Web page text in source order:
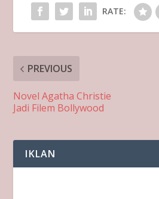
RATE:
PREVIOUS
Novel Agatha Christie
Jadi Filem Bollywood
IKLAN